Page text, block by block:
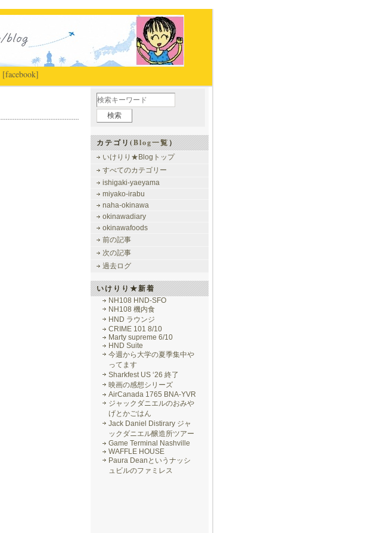
[facebook]
カテゴリ(Blog一覧）
いけりり★Blogトップ
すべてのカテゴリー
ishigaki-yaeyama
miyako-irabu
naha-okinawa
okinawadiary
okinawafoods
前の記事
次の記事
過去ログ
いけりり★新着
NH108 HND-SFO
NH108 機内食
HND ラウンジ
CRIME 101 8/10
Marty supreme 6/10
HND Suite
今週から大学の夏季集中や
ってます
Sharkfest US ‘26 終了
映画の感想シリーズ
AirCanada 1765 BNA-YVR
ジャックダニエルのおみや
げとかごはん
Jack Daniel Distirary ジャ
ックダニエル醸造所ツアー
Game Terminal Nashville
WAFFLE HOUSE
Paura Deanというナッシ
ュビルのファミレス